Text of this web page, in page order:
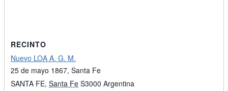
RECINTO
Nuevo LOA A. G. M.
25 de mayo 1867, Santa Fe
SANTA FE, Santa Fe S3000 Argentina